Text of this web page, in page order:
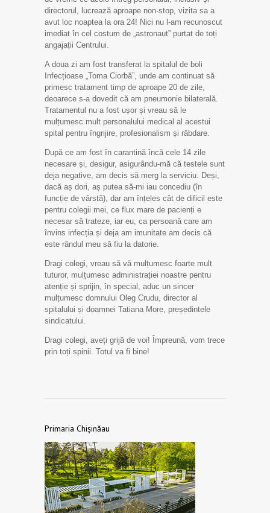
directorul, lucrează aproape non-stop, vizita sa a
avut loc noaptea la ora 24! Nici nu l-am recunoscut
imediat în cel costum de „astronaut” purtat de toți
angajații Centrului.
A doua zi am fost transferat la spitalul de boli
Infecțioase „Toma Ciorbă”, unde am continuat să
primesc tratament timp de aproape 20 de zile,
deoarece s-a dovedit că am pneumonie bilaterală.
Tratamentul nu a fost ușor și vreau să le
mulțumesc mult personalului medical al acestui
spital pentru îngrijire, profesionalism și răbdare.
După ce am fost în carantină încă cele 14 zile
necesare și, desigur, asigurându-mă că testele sunt
deja negative, am decis să merg la serviciu. Deși,
dacă aș dori, aș putea să-mi iau concediu (în
funcție de vârstă), dar am înțeles cât de dificil este
pentru colegii mei, ce flux mare de pacienți e
necesar să trateze, iar eu, ca persoană care am
învins infecția și deja am imunitate am decis că
este rândul meu să fiu la datorie.
Dragi colegi, vreau să vă mulțumesc foarte mult
tuturor, mulțumesc administrației noastre pentru
atenție și sprijin, în special, aduc un sincer
mulțumesc domnului Oleg Crudu, director al
spitalului și doamnei Tatiana More, președintele
sindicatului.
Dragi colegi, aveți grijă de voi! Împreună, vom trece
prin toți spinii. Totul va fi bine!
Primaria Chișinăau